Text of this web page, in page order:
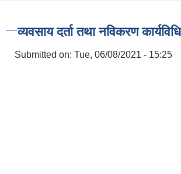
व्यवसाय दर्ता तथा नविकरण
Submitted on: Tue, 06/08/2021 - 15:25